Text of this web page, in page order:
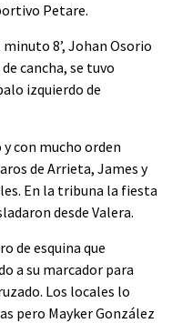
Petare.
8’, Johan Osorio
cancha, se tuvo
izquierdo de
con mucho orden
de Arrieta, James y
En la tribuna la fiesta
desde Valera.
de esquina que
a su marcador para
Los locales lo
pero Mayker González